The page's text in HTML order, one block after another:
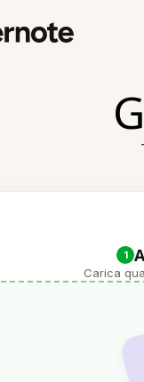
1
Carica